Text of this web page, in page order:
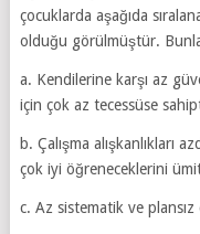
çocuklarda aşağıda
olduğu görülmüştür.
a. Kendilerine karşı az
için çok az tecessüse
b. Çalışma alışkanlıkları
çok iyi öğreneceklerini
c. Az sistematik ve plansız